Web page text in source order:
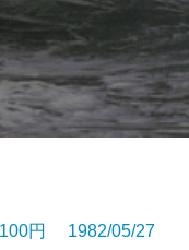
円 1982/05/27